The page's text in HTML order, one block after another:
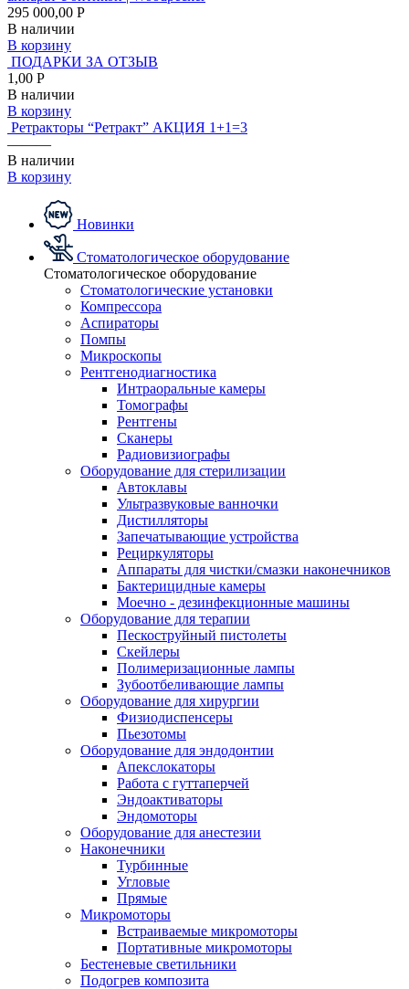
295 000,00 Р
В наличии
В корзину
ПОДАРКИ ЗА ОТЗЫВ
1,00 Р
В наличии
В корзину
Ретракторы “Ретракт” АКЦИЯ 1+1=3
———
В наличии
В корзину
Новинки
Стоматологическое оборудование
Стоматологическое оборудование
Стоматологические установки
Компрессора
Аспираторы
Помпы
Микроскопы
Рентгенодиагностика
Интраоральные камеры
Томографы
Рентгены
Сканеры
Радиовизиографы
Оборудование для стерилизации
Автоклавы
Ультразвуковые ванночки
Дистилляторы
Запечатывающие устройства
Рециркуляторы
Аппараты для чистки/смазки наконечников
Бактерицидные камеры
Моечно - дезинфекционные машины
Оборудование для терапии
Пескоструйный пистолеты
Скейлеры
Полимеризационные лампы
Зубоотбеливающие лампы
Оборудование для хирургии
Физиодиспенсеры
Пьезотомы
Оборудование для эндодонтии
Апекслокаторы
Работа с гуттаперчей
Эндоактиваторы
Эндомоторы
Оборудование для анестезии
Наконечники
Турбинные
Угловые
Прямые
Микромоторы
Встраиваемые микромоторы
Портативные микромоторы
Бестеневые светильники
Подогрев композита